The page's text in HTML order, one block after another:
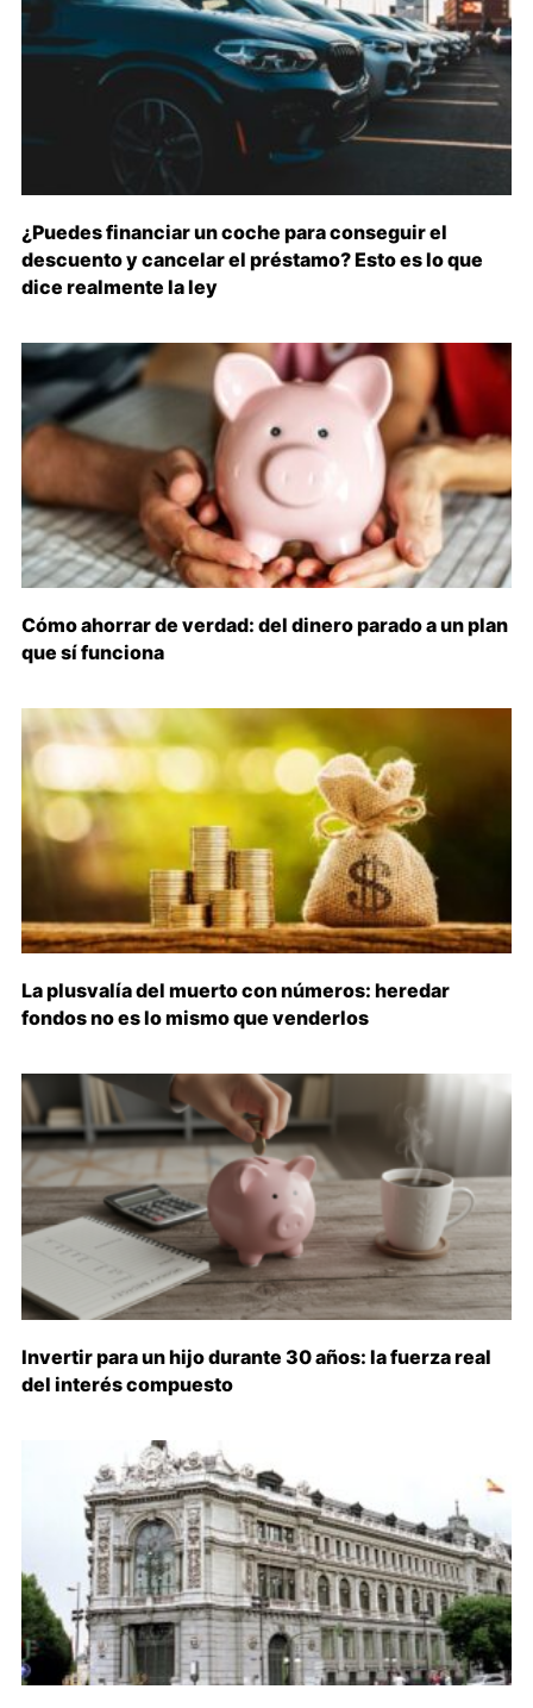
¿Puedes financiar un coche para conseguir el
descuento y cancelar el préstamo? Esto es lo que
dice realmente la ley
Cómo ahorrar de verdad: del dinero parado a un plan
que sí funciona
La plusvalía del muerto con números: heredar
fondos no es lo mismo que venderlos
Invertir para un hijo durante 30 años: la fuerza real
del interés compuesto